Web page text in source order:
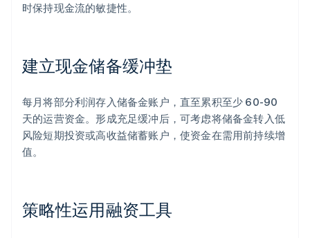
时保持现金流的敏捷性。
建立现金储备缓冲垫
每月将部分利润存入储备金账户，直至累积至少 60-90
天的运营资金。形成充足缓冲后，可考虑将储备金转入低
风险短期投资或高收益储蓄账户，使资金在需用前持续增
值。
策略性运用融资工具